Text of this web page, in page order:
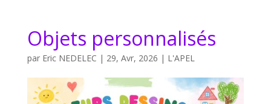
Objets personnalisés
par Eric NEDELEC | 29, Avr, 2026 | L'APEL